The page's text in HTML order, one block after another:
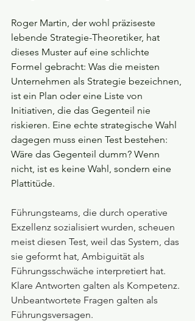
Roger Martin, der wohl präziseste
lebende Strategie-Theoretiker, hat
dieses Muster auf eine schlichte
Formel gebracht: Was die meisten
Unternehmen als Strategie bezeichnen,
ist ein Plan oder eine Liste von
Initiativen, die das Gegenteil nie
riskieren. Eine echte strategische Wahl
dagegen muss einen Test bestehen:
Wäre das Gegenteil dumm? Wenn
nicht, ist es keine Wahl, sondern eine
Plattitüde.
Führungsteams, die durch operative
Exzellenz sozialisiert wurden, scheuen
meist diesen Test, weil das System, das
sie geformt hat, Ambiguität als
Führungsschwäche interpretiert hat.
Klare Antworten galten als Kompetenz.
Unbeantwortete Fragen galten als
Führungsversagen.